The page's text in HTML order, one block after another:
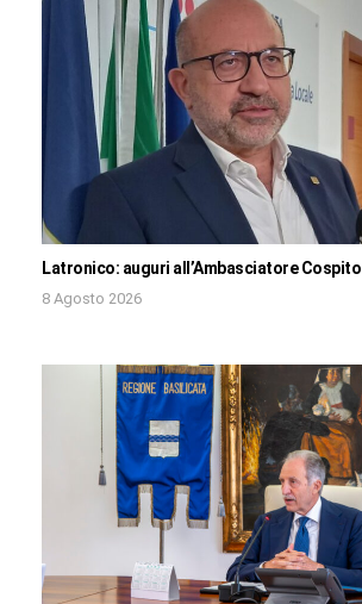
Latronico: auguri all’Ambasciatore Cospito
8 Agosto 2026